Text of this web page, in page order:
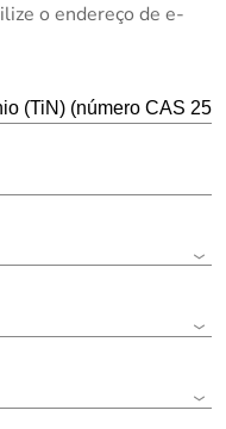
o endereço de e-